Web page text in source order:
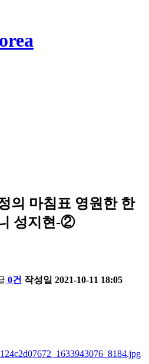
의 마침표 영원한 한
성지현-②
0건 작성일 2021-10-11 18:05